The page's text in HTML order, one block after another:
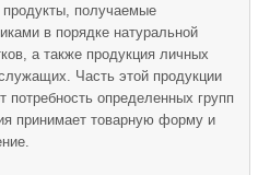
получаемые
в порядке натуральной
а также продукция лич­ных
Часть этой продукции
потребность определенных групп
принимает товарную форму и